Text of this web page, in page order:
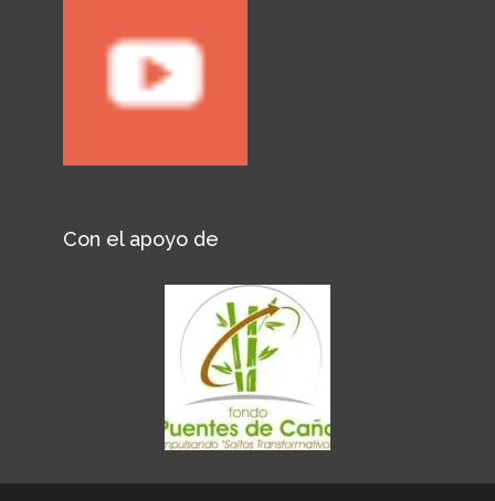
Con el apoyo de